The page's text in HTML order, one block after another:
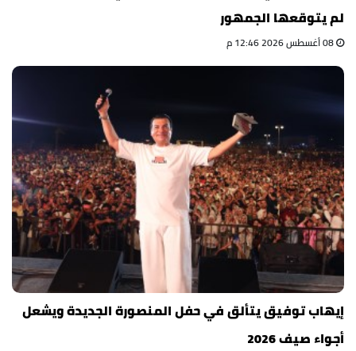
لم يتوقعها الجمهور
إيهاب توفيق يتألق في حفل المنصورة الجديدة ويشعل
أجواء صيف 2026